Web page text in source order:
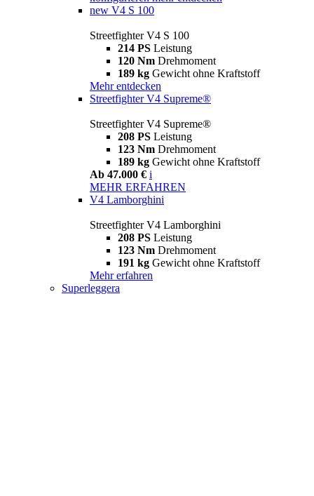
new V4 S 100
Streetfighter V4 S 100
214 PS Leistung
120 Nm Drehmoment
189 kg Gewicht ohne Kraftstoff
Mehr entdecken
Streetfighter V4 Supreme®
Streetfighter V4 Supreme®
208 PS Leistung
123 Nm Drehmoment
189 kg Gewicht ohne Kraftstoff
Ab 47.000 € i
MEHR ERFAHREN
V4 Lamborghini
Streetfighter V4 Lamborghini
208 PS Leistung
123 Nm Drehmoment
191 kg Gewicht ohne Kraftstoff
Mehr erfahren
Superleggera